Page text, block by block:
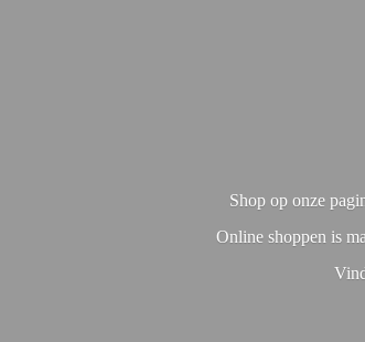
Shop op onze
Online shoppen is